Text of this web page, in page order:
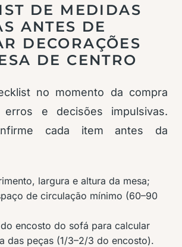
DE MEDIDAS
ANTES DE
DECORAÇÕES
DE CENTRO
no momento da compra
e decisões impulsivas.
cada item antes da
largura e altura da mesa;
de circulação mínimo (60–90
encosto do sofá para calcular
das peças (1/3–2/3 do encosto).